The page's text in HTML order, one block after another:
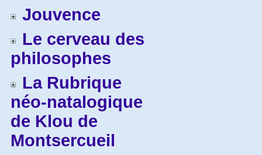
Jouvence
Le cerveau des
philosophes
La Rubrique
néo-natalogique
de Klou de
Montsercueil